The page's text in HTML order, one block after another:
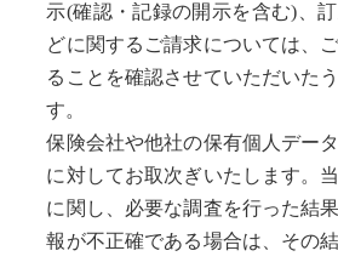
示(確認・記録の開示を含む)、
どに関するご請求については、
ることを確認させていただいた
す。
保険会社や他社の保有個人デー
に対してお取次ぎいたします。
に関し、必要な調査を行った結
報が不正確である場合は、その